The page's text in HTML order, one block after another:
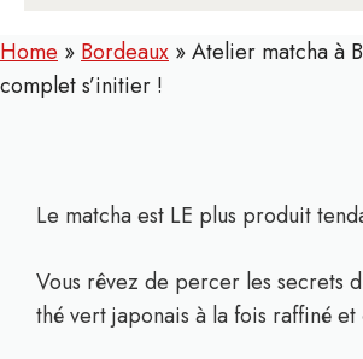
Home » Bordeaux »Atelier matcha à
complet s’initier !
Le matcha est LE plus produit
Vous rêvez de percer les secrets
thé vert japonais à la fois raffiné et